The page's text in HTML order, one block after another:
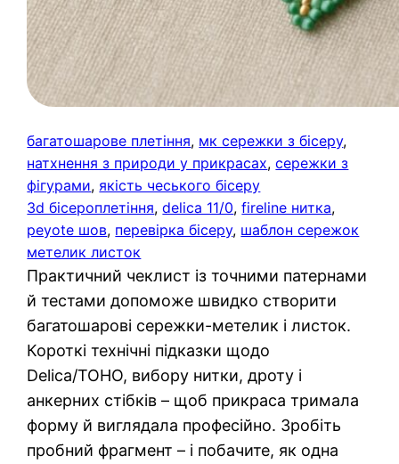
багатошарове плетіння, мк сережки з бісеру
натхнення з природи у прикрасах, сережки з
фігурами, якість чеського бісеру
3d бісероплетіння, delica 11/0, fireline нитка
peyote шов, перевірка бісеру, шаблон сережок
метелик листок
Практичний чеклист із точними патернами
й тестами допоможе швидко створити
багатошарові сережки-метелик і листок.
Короткі технічні підказки щодо
Delica/TOHO, вибору нитки, дроту і
анкерних стібків – щоб прикраса тримала
форму й виглядала професійно. Зробіть
пробний фрагмент – і побачите, як одна